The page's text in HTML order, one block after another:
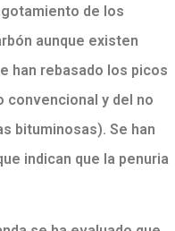
de los
aunque existen
han rebasado los picos
convencional y del no
bituminosas). Se han
indican que la penuria